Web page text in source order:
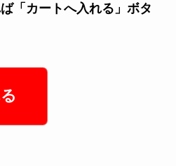
「カートへ入れる」ボタ